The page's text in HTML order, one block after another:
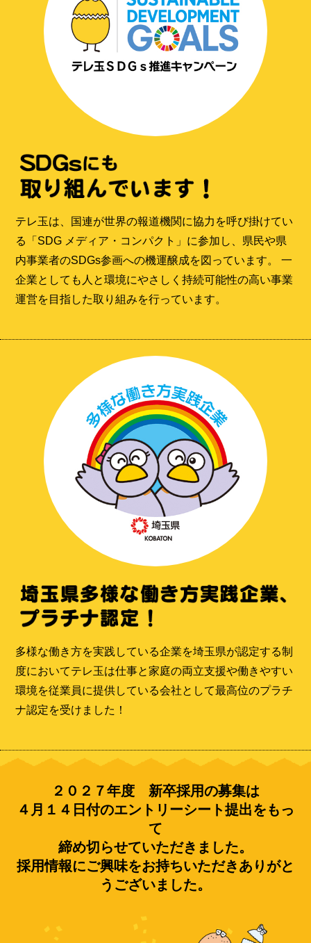
テレ玉は、国連が世界の報道機関に協力を呼び掛けてい
る「SDG メディア・コンパクト」に参加し、県民や県
内事業者のSDGs参画への機運醸成を図っています。 一
企業としても人と環境にやさしく持続可能性の高い事業
運営を目指した取り組みを行っています。
多様な働き方を実践している企業を埼玉県が認定する制
度においてテレ玉は仕事と家庭の両立支援や働きやすい
環境を従業員に提供している会社として最高位のプラチ
ナ認定を受けました！
２０２７年度 新卒採用の募集は
４月１４日付のエントリーシート提出をもっ
て
締め切らせていただきました。
採用情報にご興味をお持ちいただきありがと
うございました。